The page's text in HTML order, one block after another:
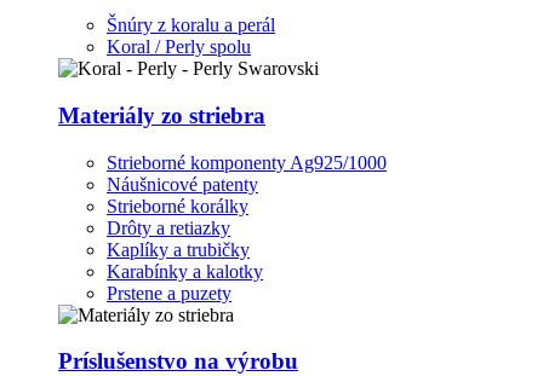
Šnúry z koralu a perál
Koral / Perly spolu
Materiály zo striebra
Strieborné komponenty Ag925/1000
Náušnicové patenty
Strieborné korálky
Drôty a retiazky
Kaplíky a trubičky
Karabínky a kalotky
Prstene a puzety
Príslušenstvo na výrobu